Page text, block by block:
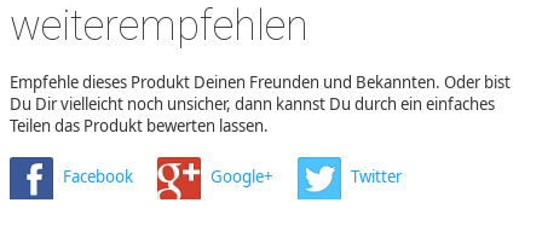
weiterempfehlen
Empfehle dieses Produkt Deinen Freunden und Bekannten. Oder bist
Du Dir vielleicht noch unsicher, dann kannst Du durch ein einfaches
Teilen das Produkt bewerten lassen.
Facebook Google+ Twitter